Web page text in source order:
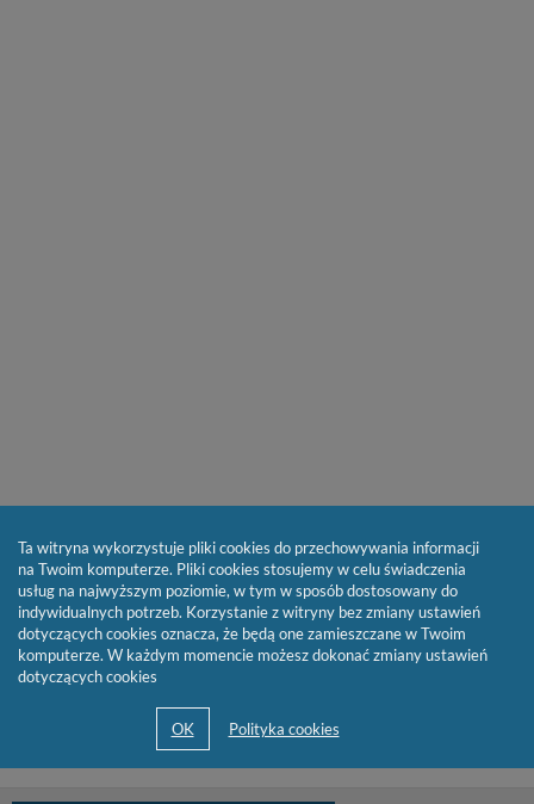
Ta witryna wykorzystuje pliki cookies do przechowywania informacji
na Twoim komputerze. Pliki cookies stosujemy w celu świadczenia
usług na najwyższym poziomie, w tym w sposób dostosowany do
indywidualnych potrzeb. Korzystanie z witryny bez zmiany ustawień
dotyczących cookies oznacza, że będą one zamieszczane w Twoim
komputerze. W każdym momencie możesz dokonać zmiany ustawień
dotyczących cookies